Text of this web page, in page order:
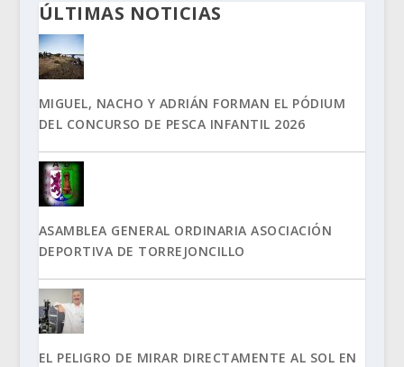
ÚLTIMAS NOTICIAS
MIGUEL, NACHO Y ADRIÁN FORMAN EL PÓDIUM
DEL CONCURSO DE PESCA INFANTIL 2026
ASAMBLEA GENERAL ORDINARIA ASOCIACIÓN
DEPORTIVA DE TORREJONCILLO
EL PELIGRO DE MIRAR DIRECTAMENTE AL SOL EN